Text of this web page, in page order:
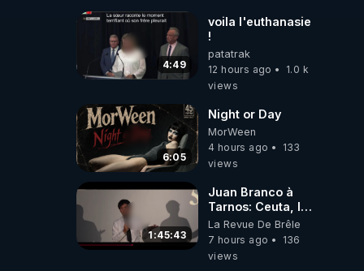
carbone.
4:49
voila l'euthanasie
!
patatrak
12 hours ago
1.0 k
views
6:05
Night or Day
MorWeen
4 hours ago
133
views
1:45:43
Juan Branco à
Tarnos: Ceuta, le
narcotrafic et le
pouvoir en France
La Revue De Brêle
7 hours ago
136
views